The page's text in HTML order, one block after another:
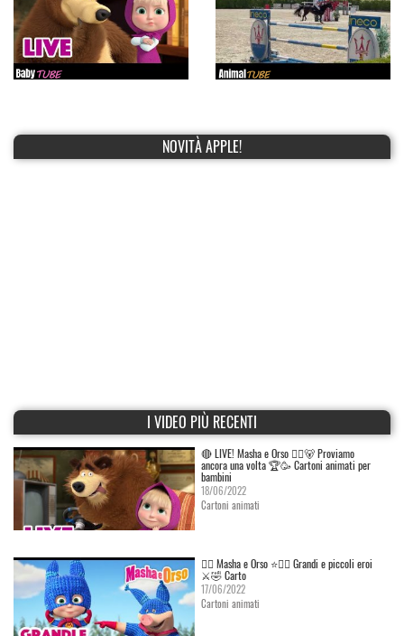
NOVITÀ APPLE!
I VIDEO PIÙ RECENTI
🔴 LIVE! Masha e Orso 👱‍♀️🐻 Proviamo
ancora una volta 🏆🥳 Cartoni animati per
bambini
18/06/2022
Cartoni animati
👱‍♀️ Masha e Orso ⭐🦸‍♀️ Grandi e piccoli eroi
⚔️🤣 Carto
17/06/2022
Cartoni animati